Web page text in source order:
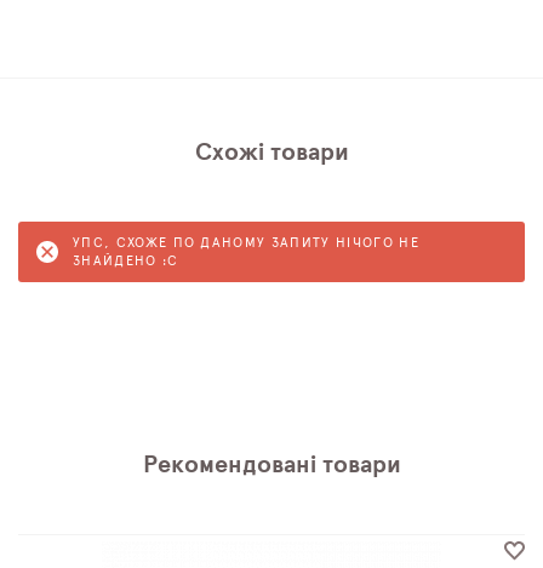
Схожі товари
УПС, СХОЖЕ ПО ДАНОМУ ЗАПИТУ НІЧОГО НЕ
ЗНАЙДЕНО :C
Рекомендовані товари